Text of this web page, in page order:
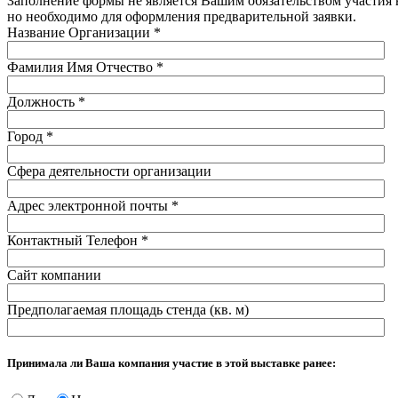
но необходимо для оформления предварительной заявки.
Название Организации *
Фамилия Имя Отчество *
Должность *
Город *
Сфера деятельности организации
Адрес электронной почты *
Контактный Телефон *
Сайт компании
Предполагаемая площадь стенда (кв. м)
Принимала ли Ваша компания участие в этой выставке ранее: